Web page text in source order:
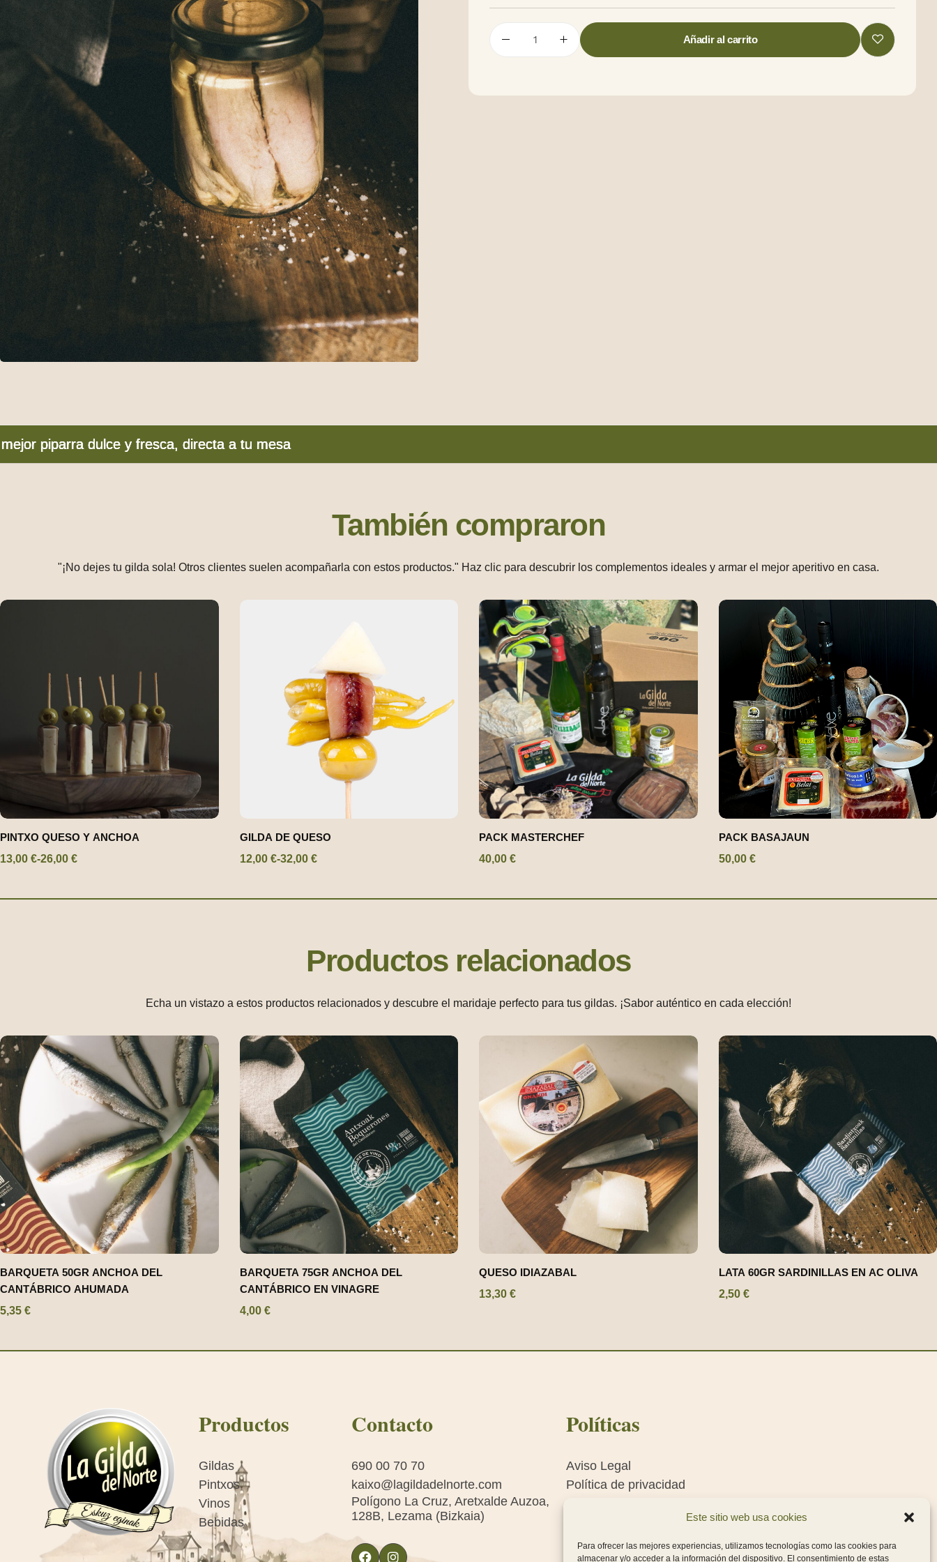
Este sitio web usa cookies
Para ofrecer las mejores experiencias, utilizamos tecnologías como las cookies para
almacenar y/o acceder a la información del dispositivo. El consentimiento de estas
Añadir al carrito
dulce y fresca, directa a tu mesa
dulce y fresca, directa a tu mesa
dulce y fresca, directa a tu mesa
dulce y fresca, directa a tu mesa
También compraron
"¡No dejes tu gilda sola! Otros clientes suelen acompañarla con estos productos." Haz clic para descubrir los complementos ideales y armar el mejor aperitivo en casa.
PINTXO QUESO Y ANCHOA
13,00 €-26,00 €
GILDA DE QUESO
12,00 €-32,00 €
PACK MASTERCHEF
40,00 €
PACK BASAJAUN
50,00 €
Productos relacionados
Echa un vistazo a estos productos relacionados y descubre el maridaje perfecto para tus gildas. ¡Sabor auténtico en cada elección!
BARQUETA 50GR ANCHOA DEL
CANTÁBRICO AHUMADA
5,35 €
BARQUETA 75GR ANCHOA DEL
CANTÁBRICO EN VINAGRE
4,00 €
QUESO IDIAZABAL
13,30 €
LATA 60GR SARDINILLAS EN AC OLIVA
2,50 €
Productos
Gildas
Pintxos
Vinos
Bebidas
Contacto
690 00 70 70
kaixo@lagildadelnorte.com
Polígono La Cruz, Aretxalde Auzoa,
128B, Lezama (Bizkaia)
Políticas
Aviso Legal
Política de privacidad
Condiciones generales de
Ver todas las Gildas